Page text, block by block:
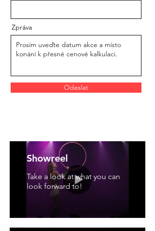
Zpráva
Odeslat
Showreel
Take a look at what you can
look forward to!